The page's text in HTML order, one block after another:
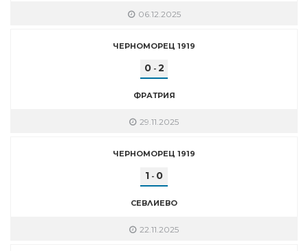
06.12.2025
ЧЕРНОМОРЕЦ 1919
0- 2
ФРАТРИЯ
29.11.2025
ЧЕРНОМОРЕЦ 1919
1 - 0
СЕВЛИЕВО
22.11.2025